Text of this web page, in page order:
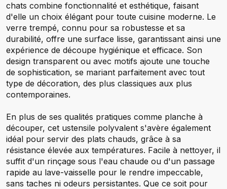
chats combine fonctionnalité et esthétique, faisant
d'elle un choix élégant pour toute cuisine moderne. Le
verre trempé, connu pour sa robustesse et sa
durabilité, offre une surface lisse, garantissant ainsi une
expérience de découpe hygiénique et efficace. Son
design transparent ou avec motifs ajoute une touche
de sophistication, se mariant parfaitement avec tout
type de décoration, des plus classiques aux plus
contemporaines.
En plus de ses qualités pratiques comme planche à
découper, cet ustensile polyvalent s'avère également
idéal pour servir des plats chauds, grâce à sa
résistance élevée aux températures. Facile à nettoyer, il
suffit d'un rinçage sous l'eau chaude ou d'un passage
rapide au lave-vaisselle pour le rendre impeccable,
sans taches ni odeurs persistantes. Que ce soit pour